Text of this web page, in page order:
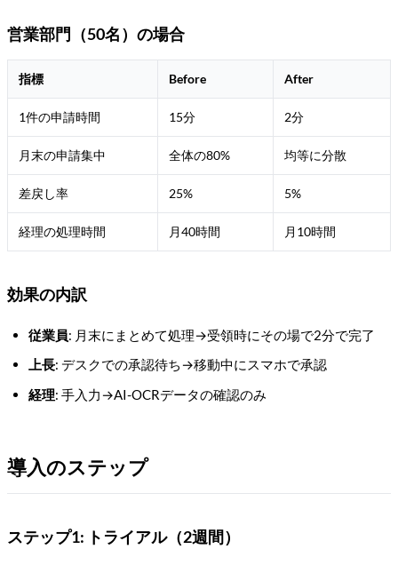
営業部門（50名）の場合
指標 Before After
1件の申請時間 15分 2分
月末の申請集中 全体の80% 均等に分散
差戻し率 25% 5%
経理の処理時間 月40時間 月10時間
効果の内訳
従業員: 月末にまとめて処理→受領時にその場で2分で完了
上長: デスクでの承認待ち→移動中にスマホで承認
経理: 手入力→AI-OCRデータの確認のみ
導入のステップ
ステップ1: トライアル（2週間）